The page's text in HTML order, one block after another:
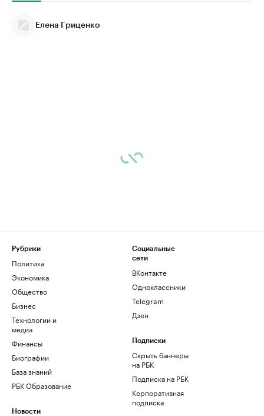
Елена Гриценко
Рубрики
Политика
Экономика
Общество
Бизнес
Технологии и
медиа
Финансы
Биографии
База знаний
РБК Образование
Новости
Социальные
сети
ВКонтакте
Одноклассники
Telegram
Дзен
Подписки
Скрыть баннеры
на РБК
Подписка на РБК
Корпоративная
подписка